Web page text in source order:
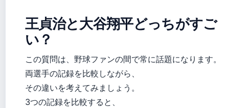
王貞治と大谷翔平どっちがすご
い？
この質問は、野球ファンの間で常に話題になります。
両選手の記録を比較しながら、
その違いを考えてみましょう。
3つの記録を比較すると、